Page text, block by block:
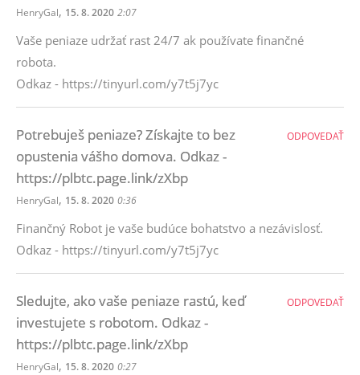
HenryGal, 15. 8. 2020 2:07
Vaše peniaze udržať rast 24/7 ak používate finančné
robota.
Odkaz - https://tinyurl.com/y7t5j7yc
Potrebuješ peniaze? Získajte to bez
opustenia vášho domova. Odkaz -
https://plbtc.page.link/zXbp
HenryGal, 15. 8. 2020 0:36
Finančný Robot je vaše budúce bohatstvo a nezávislosť.
Odkaz - https://tinyurl.com/y7t5j7yc
ODPOVEDAŤ
Sledujte, ako vaše peniaze rastú, keď
investujete s robotom. Odkaz -
https://plbtc.page.link/zXbp
HenryGal, 15. 8. 2020 0:27
ODPOVEDAŤ